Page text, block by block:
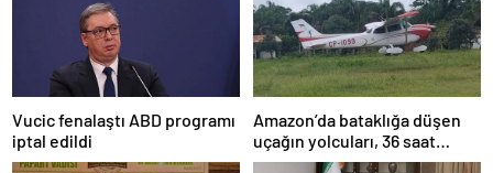
Vucic fenalaştı ABD programı
iptal edildi
Amazon’da bataklığa düşen
uçağın yolcuları, 36 saat
kurtarılmayı bekledi